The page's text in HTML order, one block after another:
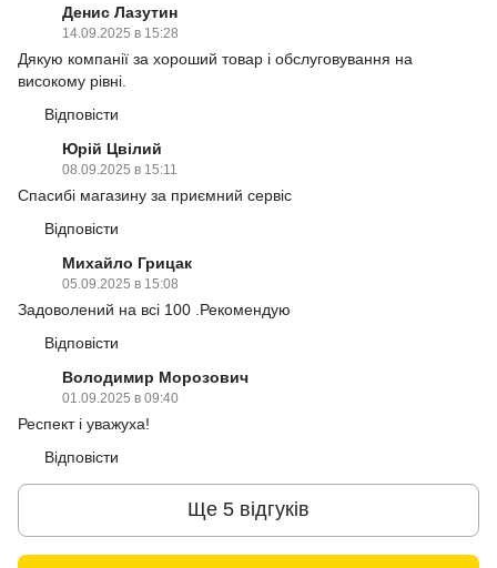
Денис Лазутин
14.09.2025 в 15:28
Дякую компанії за хороший товар і обслуговування на
високому рівні.
Відповісти
Юрій Цвілий
08.09.2025 в 15:11
Спасибі магазину за приємний сервіс
Відповісти
Михайло Грицак
05.09.2025 в 15:08
Задоволений на всі 100 .Рекомендую
Відповісти
Володимир Морозович
01.09.2025 в 09:40
Респект і уважуха!
Відповісти
Ще 5 відгуків